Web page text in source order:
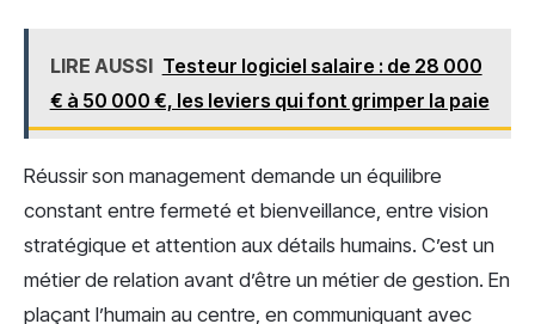
LIRE AUSSI Testeur logiciel salaire : de 28 000
€ à 50 000 €, les leviers qui font grimper la paie
Réussir son management demande un équilibre
constant entre fermeté et bienveillance, entre vision
stratégique et attention aux détails humains. C’est un
métier de relation avant d’être un métier de gestion. En
plaçant l’humain au centre, en communiquant avec